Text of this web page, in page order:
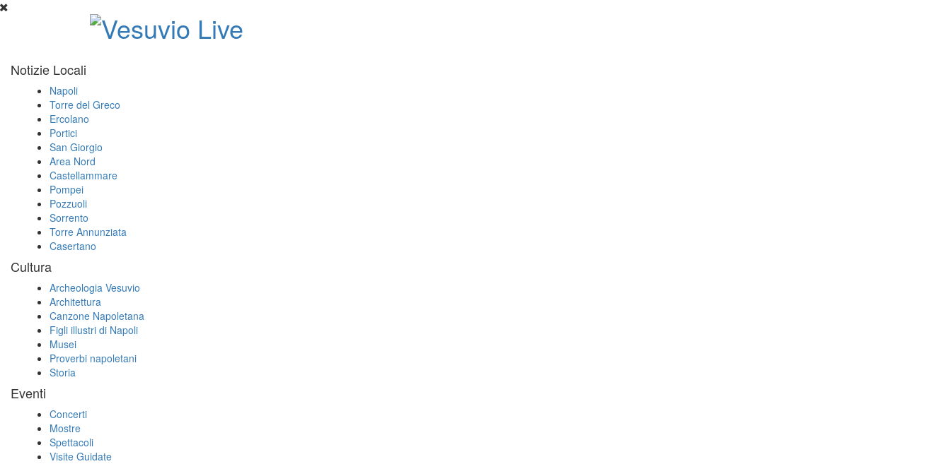
Notizie Locali
Napoli
Torre del Greco
Ercolano
Portici
San Giorgio
Area Nord
Castellammare
Pompei
Pozzuoli
Sorrento
Torre Annunziata
Casertano
Cultura
Archeologia Vesuvio
Architettura
Canzone Napoletana
Figli illustri di Napoli
Musei
Proverbi napoletani
Storia
Eventi
Concerti
Mostre
Spettacoli
Visite Guidate